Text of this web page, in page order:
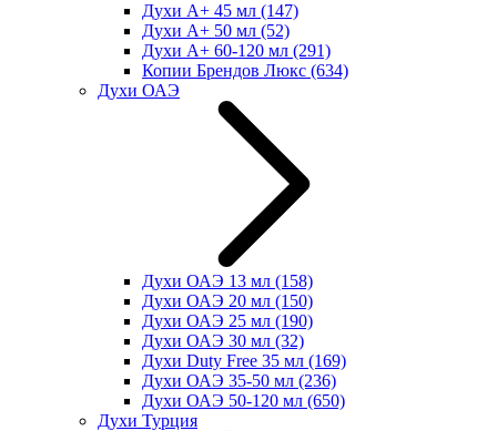
Духи А+ 45 мл (147)
Духи А+ 50 мл (52)
Духи А+ 60-120 мл (291)
Копии Брендов Люкс (634)
Духи ОАЭ
Духи ОАЭ 13 мл (158)
Духи ОАЭ 20 мл (150)
Духи ОАЭ 25 мл (190)
Духи ОАЭ 30 мл (32)
Духи Duty Free 35 мл (169)
Духи ОАЭ 35-50 мл (236)
Духи ОАЭ 50-120 мл (650)
Духи Турция